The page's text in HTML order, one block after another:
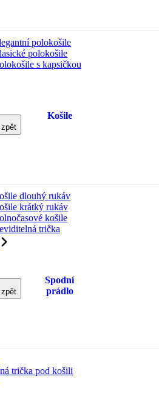
polokošile
polokošile
s kapsičkou
zpět
Košile
dlouhý rukáv
krátký rukáv
košile
trička
zpět
Spodní
prádlo
trička pod košili